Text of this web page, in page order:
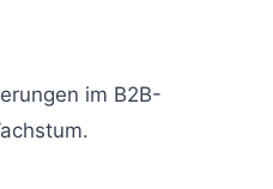
im B2B-